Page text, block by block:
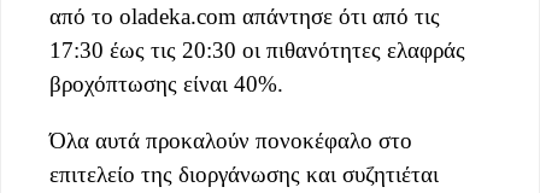
από το oladeka.com απάντησε ότι από τις
17:30 έως τις 20:30 οι πιθανότητες ελαφράς
βροχόπτωσης είναι 40%.
Όλα αυτά προκαλούν πονοκέφαλο στο
επιτελείο της διοργάνωσης και συζητιέται